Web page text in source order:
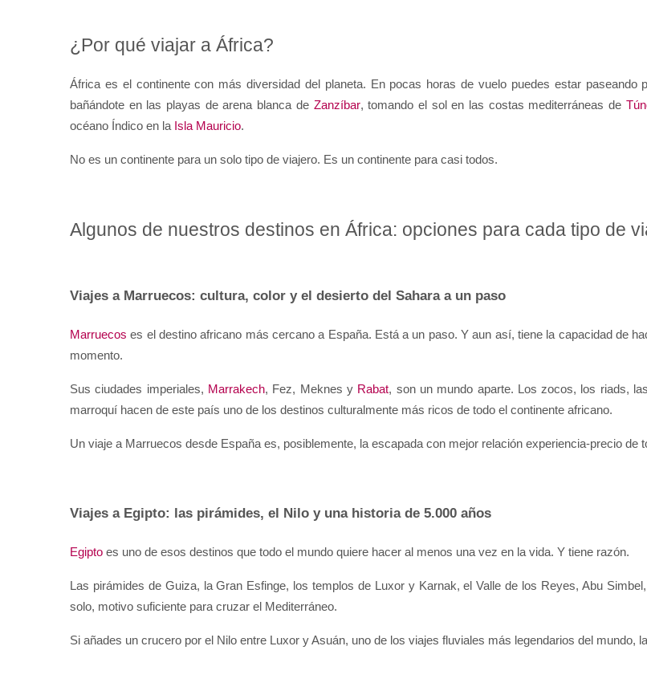
¿Por qué viajar a África?
África es el continente con más diversidad del planeta. En pocas horas de vuelo puedes estar paseando
bañándote en las playas de arena blanca de Zanzíbar, tomando el sol en las costas mediterráneas de
océano Índico en la Isla Mauricio.
No es un continente para un solo tipo de viajero. Es un continente para casi todos.
Algunos de nuestros destinos en África: opciones para cada tipo de
Viajes a Marruecos: cultura, color y el desierto del Sahara a un paso
Marruecos es el destino africano más cercano a España. Está a un paso. Y aun así, tiene la capacidad de
momento.
Sus ciudades imperiales, Marrakech, Fez, Meknes y Rabat, son un mundo aparte. Los zocos, los riads,
marroquí hacen de este país uno de los destinos culturalmente más ricos de todo el continente africano.
Un viaje a Marruecos desde España es, posiblemente, la escapada con mejor relación experiencia-precio de
Viajes a Egipto: las pirámides, el Nilo y una historia de 5.000 años
Egipto es uno de esos destinos que todo el mundo quiere hacer al menos una vez en la vida. Y tiene razón.
Las pirámides de Guiza, la Gran Esfinge, los templos de Luxor y Karnak, el Valle de los Reyes, Abu
solo, motivo suficiente para cruzar el Mediterráneo.
Si añades un crucero por el Nilo entre Luxor y Asuán, uno de los viajes fluviales más legendarios del mundo,